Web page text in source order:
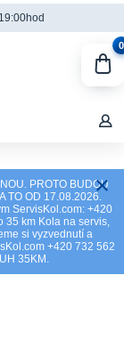
PROTO BUDOU
TO OD 17.08.2026.
ServisKol.com: +420
35 km Kola na servis,
si vyzvednutí a
+420 732 562
35KM.
0